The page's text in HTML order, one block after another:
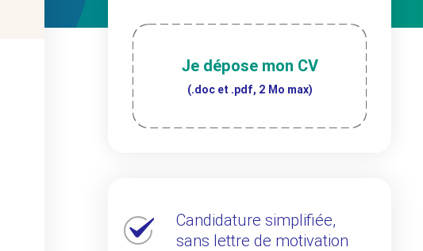
Je dépose mon CV
(.doc et .pdf, 2 Mo max)
Candidature simplifiée,
sans lettre de motivation